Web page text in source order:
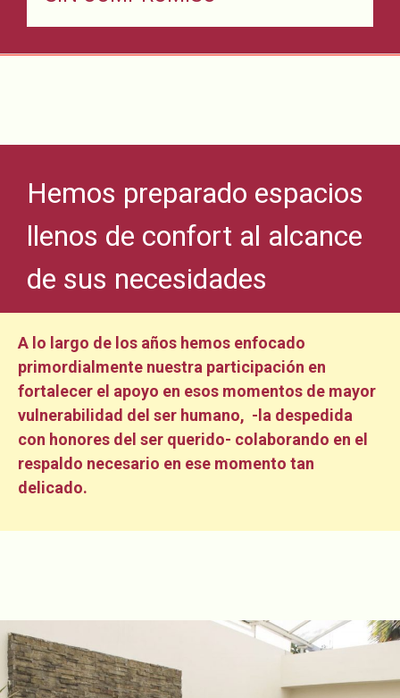
Hemos preparado espacios
llenos de confort al alcance
de sus necesidades
A lo largo de los años hemos enfocado
primordialmente nuestra participación en
fortalecer el apoyo en esos momentos de mayor
vulnerabilidad del ser humano, -la despedida
con honores del ser querido- colaborando en el
respaldo necesario en ese momento tan
delicado.